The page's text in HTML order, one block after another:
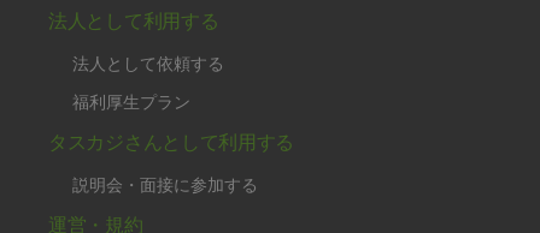
法人として利用する
法人として依頼する
福利厚生プラン
タスカジさんとして利用する
説明会・面接に参加する
運営・規約